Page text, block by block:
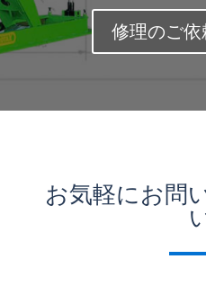
修理のご依
お気軽にお問